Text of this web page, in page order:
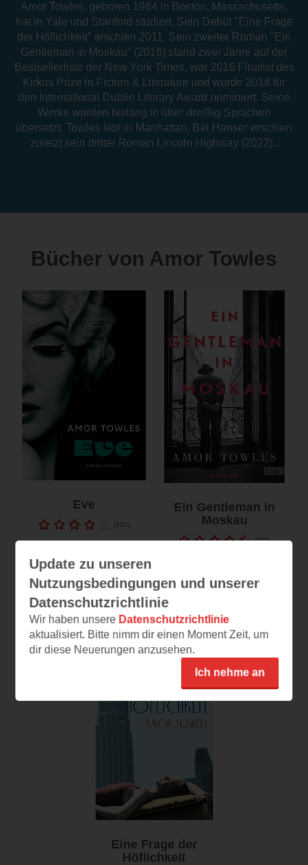
Amor Towles, geboren 1964 in Boston, Massachusetts,
hat in Yale und Stanford studiert. Sein Debüt "Eine Frage
der Höflichkeit" erschien 2011. Sein zweiter Roman "Ein
Gentleman in Moskau" (2016) stand zwei Jahre auf der
Bestsellerliste der New York Times, war 2016 Finalist des
Kirkus Prize in Fiction & Literature und wurde 2018 für
den International Dublin Literary Award nominiert. Seine
Werke wurden bislang in über dreißig Sprachen
übersetzt. Towles lebt in Manhattan. Bei Hanser erschien
zuletzt sein dritter Roman Lincoln Highway (2022)..
Bücher von Amor Towles
Eve
(300)
Ein Gentleman in
Moskau
(257)
Print
Eine Frage der
Höflichkeit
Update zu unseren
Nutzungsbedingungen und unserer
Datenschutzrichtlinie
Wir haben unsere Datenschutzrichtlinie
aktualisiert. Bitte nimm dir einen Moment Zeit, um
dir diese Neuerungen anzusehen.
Ich nehme an